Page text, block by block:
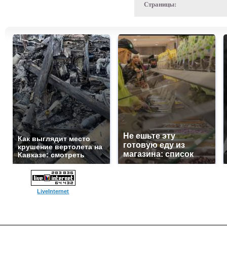
Страницы:
Как выглядит место
крушение вертолета на
Кавказе: смотреть
Не ешьте эту
готовую еду из
магазина: список
LiveInternet